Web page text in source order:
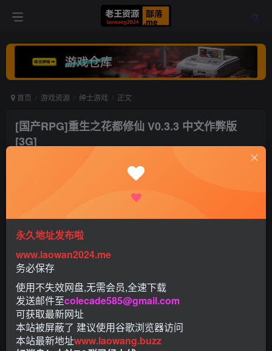
首页 游戏资源 绅士游戏 正文
[国产RPG]重生之花都修仙 V0.3.3 中文作弊版
[3G]
永久地址发布啦
www.laowan2024.me
务必保存
使用不失效网盘,无需会员,全速下载
发送邮件至colecade585@gmail.com
可获取最新网址
本站被屏蔽了 建议使用谷歌浏览器访问
本站最新地址www.laowang.buzz